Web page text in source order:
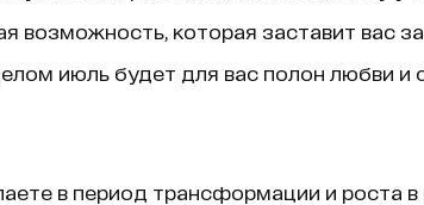
возможность, которая заставит вас
июль будет для вас полон любви и
в период трансформации и роста в